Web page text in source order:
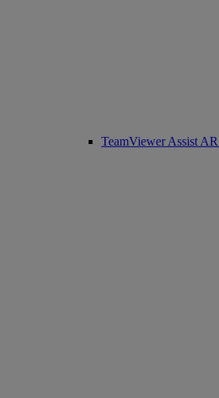
TeamViewer Assist